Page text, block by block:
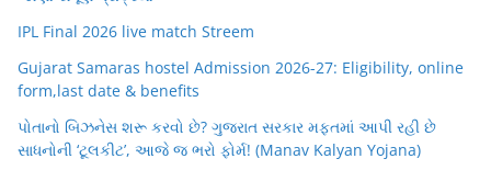
IPL Final 2026 live match Streem
Gujarat Samaras hostel Admission 2026-27: Eligibility, online
form,last date & benefits
પોતાનો બિઝનેસ શરૂ કરવો છે? ગુજરાત સરકાર મફતમાં આપી રહી છે
સાધનોની ‘ટૂલકીટ’, આજે જ ભરો ફોર્મ! (Manav Kalyan Yojana)